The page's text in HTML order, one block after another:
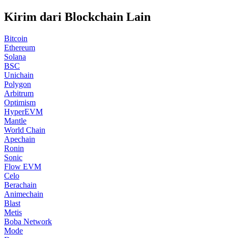
Kirim dari Blockchain Lain
Bitcoin
Ethereum
Solana
BSC
Unichain
Polygon
Arbitrum
Optimism
HyperEVM
Mantle
World Chain
Apechain
Ronin
Sonic
Flow EVM
Celo
Berachain
Animechain
Blast
Metis
Boba Network
Mode